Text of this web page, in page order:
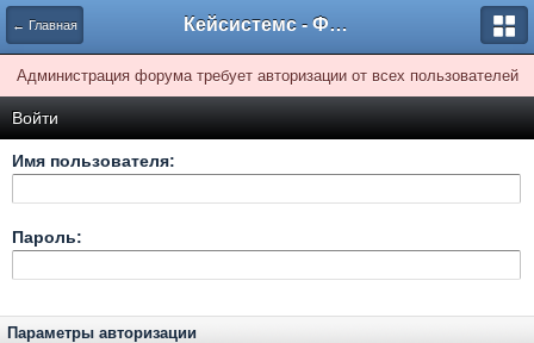
← Главная Кейсистемс - Форумы
Администрация форума требует авторизации от всех пользователей
Войти
Имя пользователя:
Пароль:
Параметры авторизации